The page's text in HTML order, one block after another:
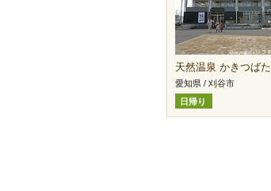
天然温泉 かきつばた
愛知県 / 刈谷市
日帰り